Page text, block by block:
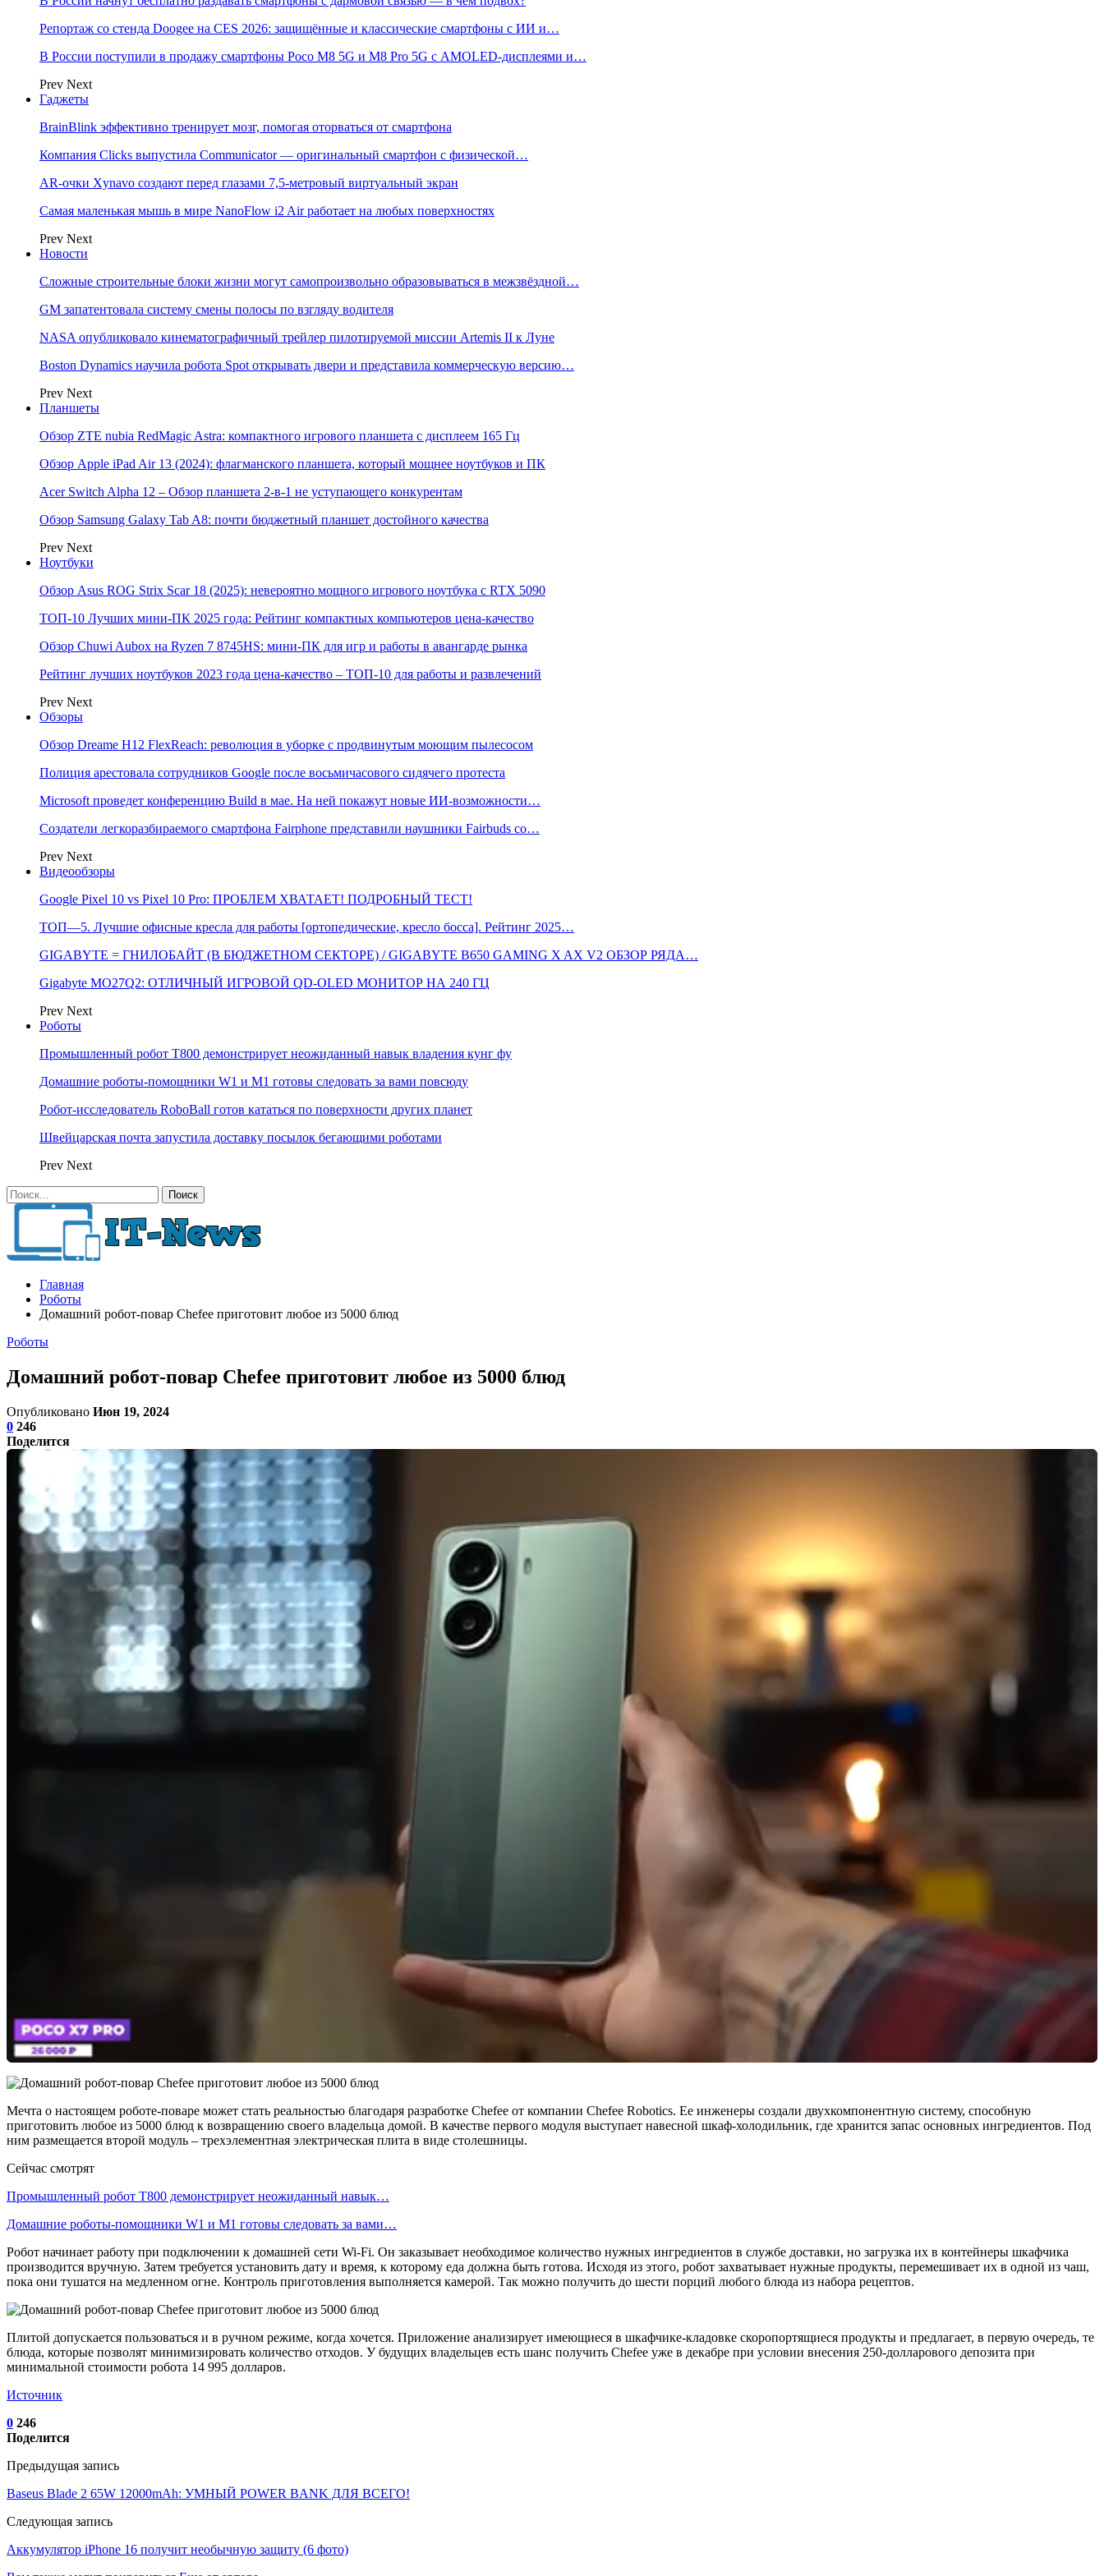
Репортаж со стенда Doogee на CES 2026: защищённые и классические смартфоны с ИИ и…
В России поступили в продажу смартфоны Poco M8 5G и M8 Pro 5G с AMOLED-дисплеями и…
Prev Next
Гаджеты
BrainBlink эффективно тренирует мозг, помогая оторваться от смартфона
Компания Clicks выпустила Communicator — оригинальный смартфон с физической…
AR-очки Xynavo создают перед глазами 7,5-метровый виртуальный экран
Самая маленькая мышь в мире NanoFlow i2 Air работает на любых поверхностях
Prev Next
Новости
Сложные строительные блоки жизни могут самопроизвольно образовываться в межзвёздной…
GM запатентовала систему смены полосы по взгляду водителя
NASA опубликовало кинематографичный трейлер пилотируемой миссии Artemis II к Луне
Boston Dynamics научила робота Spot открывать двери и представила коммерческую версию…
Prev Next
Планшеты
Обзор ZTE nubia RedMagic Astra: компактного игрового планшета с дисплеем 165 Гц
Обзор Apple iPad Air 13 (2024): флагманского планшета, который мощнее ноутбуков и ПК
Acer Switch Alpha 12 – Обзор планшета 2-в-1 не уступающего конкурентам
Обзор Samsung Galaxy Tab A8: почти бюджетный планшет достойного качества
Prev Next
Ноутбуки
Обзор Asus ROG Strix Scar 18 (2025): невероятно мощного игрового ноутбука с RTX 5090
ТОП-10 Лучших мини-ПК 2025 года: Рейтинг компактных компьютеров цена-качество
Обзор Chuwi Aubox на Ryzen 7 8745HS: мини-ПК для игр и работы в авангарде рынка
Рейтинг лучших ноутбуков 2023 года цена-качество – ТОП-10 для работы и развлечений
Prev Next
Обзоры
Обзор Dreame H12 FlexReach: революция в уборке с продвинутым моющим пылесосом
Полиция арестовала сотрудников Google после восьмичасового сидячего протеста
Microsoft проведет конференцию Build в мае. На ней покажут новые ИИ-возможности…
Создатели легкоразбираемого смартфона Fairphone представили наушники Fairbuds со…
Prev Next
Видеообзоры
Google Pixel 10 vs Pixel 10 Pro: ПРОБЛЕМ ХВАТАЕТ! ПОДРОБНЫЙ ТЕСТ!
ТОП—5. Лучшие офисные кресла для работы [ортопедические, кресло босса]. Рейтинг 2025…
GIGABYTE = ГНИЛОБАЙТ (В БЮДЖЕТНОМ СЕКТОРЕ) / GIGABYTE B650 GAMING X AX V2 ОБЗОР РЯДА…
Gigabyte MO27Q2: ОТЛИЧНЫЙ ИГРОВОЙ QD-OLED МОНИТОР НА 240 ГЦ
Prev Next
Роботы
Промышленный робот Т800 демонстрирует неожиданный навык владения кунг фу
Домашние роботы-помощники W1 и M1 готовы следовать за вами повсюду
Робот-исследователь RoboBall готов кататься по поверхности других планет
Швейцарская почта запустила доставку посылок бегающими роботами
Prev Next
Главная
Роботы
Домашний робот-повар Chefee приготовит любое из 5000 блюд
Роботы
Домашний робот-повар Chefee приготовит любое из 5000 блюд
Опубликовано Июн 19, 2024
0 246
Поделится
Мечта о настоящем роботе-поваре может стать реальностью благодаря разработке Chefee от компании Chefee Robotics. Ее инженеры создали двухкомпонентную систему, способную
приготовить любое из 5000 блюд к возвращению своего владельца домой. В качестве первого модуля выступает навесной шкаф-холодильник, где хранится запас основных ингредиентов. Под
ним размещается второй модуль – трехэлементная электрическая плита в виде столешницы.
Сейчас смотрят
Промышленный робот Т800 демонстрирует неожиданный навык…
Домашние роботы-помощники W1 и M1 готовы следовать за вами…
Робот начинает работу при подключении к домашней сети Wi-Fi. Он заказывает необходимое количество нужных ингредиентов в службе доставки, но загрузка их в контейнеры шкафчика
производится вручную. Затем требуется установить дату и время, к которому еда должна быть готова. Исходя из этого, робот захватывает нужные продукты, перемешивает их в одной из чаш,
пока они тушатся на медленном огне. Контроль приготовления выполняется камерой. Так можно получить до шести порций любого блюда из набора рецептов.
Плитой допускается пользоваться и в ручном режиме, когда хочется. Приложение анализирует имеющиеся в шкафчике-кладовке скоропортящиеся продукты и предлагает, в первую очередь, те
блюда, которые позволят минимизировать количество отходов. У будущих владельцев есть шанс получить Chefee уже в декабре при условии внесения 250-долларового депозита при
минимальной стоимости робота 14 995 долларов.
Источник
0 246
Поделится
Предыдущая запись
Baseus Blade 2 65W 12000mAh: УМНЫЙ POWER BANK ДЛЯ ВСЕГО!
Следующая запись
Аккумулятор iPhone 16 получит необычную защиту (6 фото)